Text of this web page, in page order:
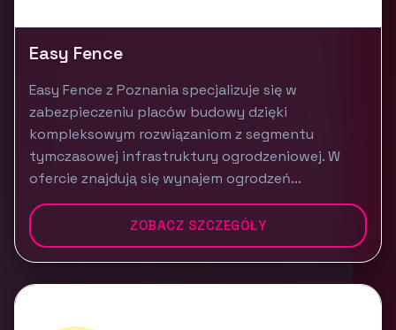
Easy Fence
Easy Fence z Poznania specjalizuje się w
zabezpieczeniu placów budowy dzięki
kompleksowym rozwiązaniom z segmentu
tymczasowej infrastruktury ogrodzeniowej. W
ofercie znajdują się wynajem ogrodzeń...
ZOBACZ SZCZEGÓŁY